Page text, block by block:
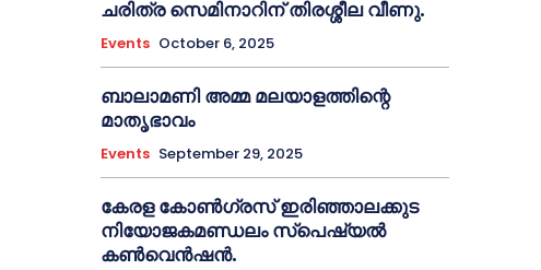
ചരിത്ര സെമിനാറിന് തിരശ്ശീല വീണു.
Events October 6, 2025
ബാലാമണി അമ്മ മലയാളത്തിന്റെ
മാതൃഭാവം
Events September 29, 2025
കേരള കോൺഗ്രസ് ഇരിഞ്ഞാലക്കുട
നിയോജകമണ്ഡലം സ്പെഷ്യൽ
കൺവെൻഷൻ.